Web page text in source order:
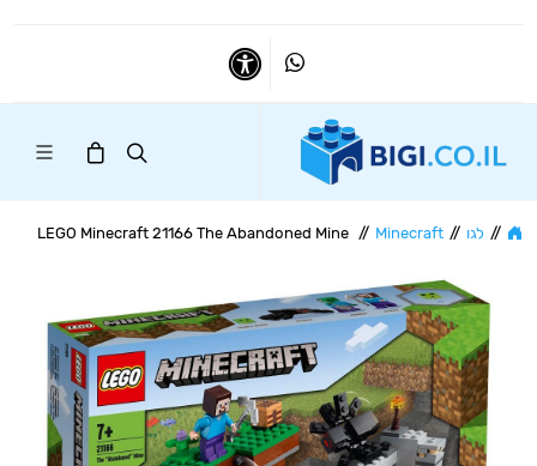
Whatsapp
// לגו //
Minecraft
//
LEGO Minecraft 21166 The Abandoned Mine